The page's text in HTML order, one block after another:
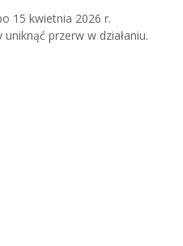
15 kwietnia 2026 r.
przerw w działaniu.